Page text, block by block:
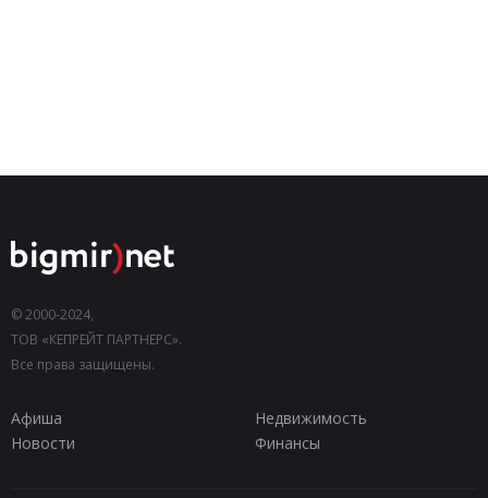
© 2000-2024,
ТОВ «КЕПРЕЙТ ПАРТНЕРС».
Все права защищены.
Афиша
Недвижимость
Новости
Финансы